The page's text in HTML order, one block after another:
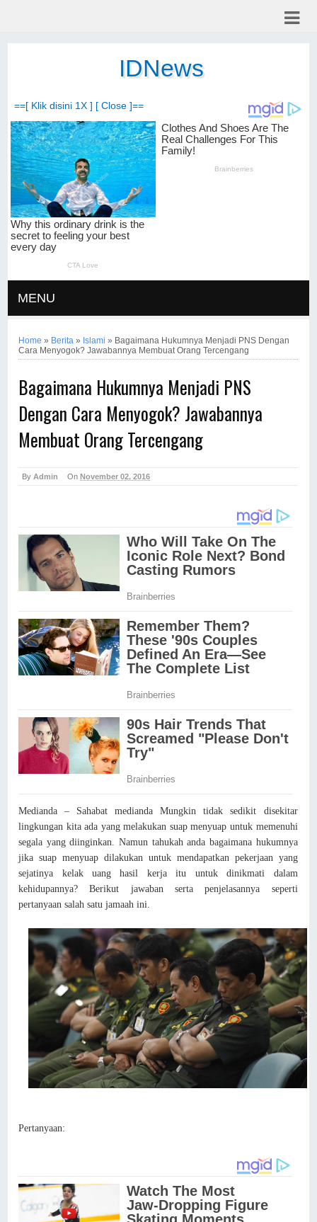
IDNews
MENU
Home » Berita » Islami » Bagaimana Hukumnya Menjadi PNS Dengan
Cara Menyogok? Jawabannya Membuat Orang Tercengang
Bagaimana Hukumnya Menjadi PNS
Dengan Cara Menyogok? Jawabannya
Membuat Orang Tercengang
By Admin OnNovember 02, 2016
Medianda – Sahabat medianda Mungkin tidak sedikit disekitar
lingkungan kita ada yang melakukan suap menyuap untuk memenuhi
segala yang diinginkan. Namun tahukah anda bagaimana hukumnya
jika suap menyuap dilakukan untuk mendapatkan pekerjaan yang
sejatinya kelak uang hasil kerja itu untuk dinikmati dalam
kehidupannya? Berikut jawaban serta penjelasannya seperti
pertanyaan salah satu jamaah ini.
Pertanyaan:
==[ Klik disini 1X ] [ Close ]==